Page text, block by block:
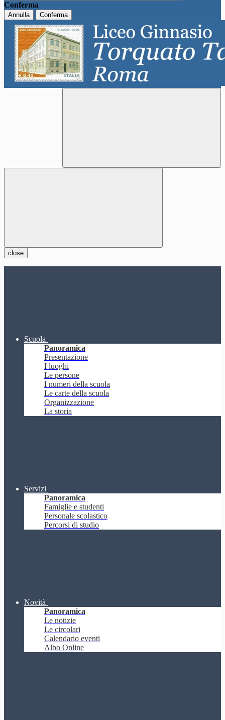
Conferma
Annulla Conferma
close
Scuola
Panoramica
Presentazione
I luoghi
Le persone
I numeri della scuola
Le carte della scuola
Organizzazione
La storia
Servizi
Panoramica
Famiglie e studenti
Personale scolastico
Percorsi di studio
Novità
Panoramica
Le notizie
Le circolari
Calendario eventi
Albo Online